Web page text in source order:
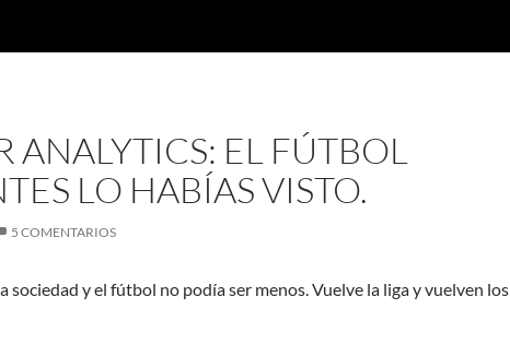
EL FÚTBOL
LO HABÍAS VISTO.
5 COMENTARIOS
sociedad y el fútbol no podía ser menos. Vuelve la liga y vuelven los